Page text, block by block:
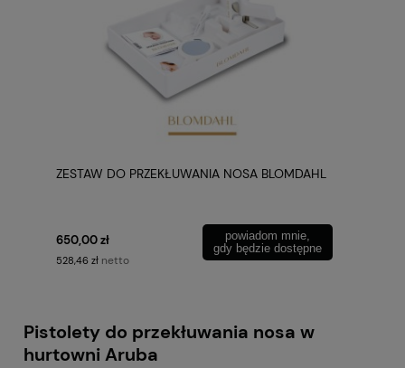
ZESTAW DO PRZEKŁUWANIA NOSA BLOMDAHL
650,00 zł
528,46 zł netto
powiadom mnie,
gdy będzie dostępne
Pistolety do przekłuwania nosa w
hurtowni Aruba